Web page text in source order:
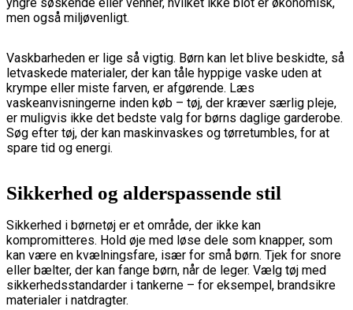
men også miljøvenligt.
Vaskbarheden er lige så vigtig. Børn kan let blive beskidte, så
letvaskede materialer, der kan tåle hyppige vaske uden at
krympe eller miste farven, er afgørende. Læs
vaskeanvisningerne inden køb – tøj, der kræver særlig pleje,
er muligvis ikke det bedste valg for børns daglige garderobe.
Søg efter tøj, der kan maskinvaskes og tørretumbles, for at
spare tid og energi.
Sikkerhed og alderspassende stil
Sikkerhed i børnetøj er et område, der ikke kan
kompromitteres. Hold øje med løse dele som knapper, som
kan være en kvælningsfare, især for små børn. Tjek for snore
eller bælter, der kan fange børn, når de leger. Vælg tøj med
sikkerhedsstandarder i tankerne – for eksempel, brandsikre
materialer i natdragter.